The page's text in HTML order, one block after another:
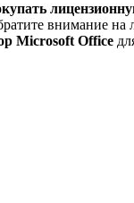
внимание на
Microsoft Office